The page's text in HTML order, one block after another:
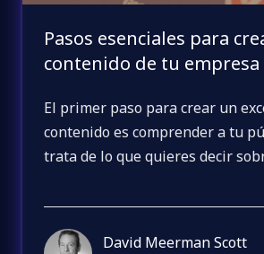
Pasos esenciales para
contenido de tu empresa
El primer paso para crear un
contenido es comprender a tu
trata de lo que quieres decir
David Meerman Scott